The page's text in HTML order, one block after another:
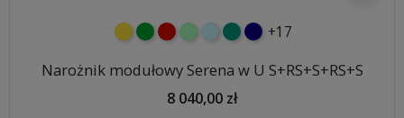
żółtyzielonyczerwony
miętowybłękitnyturkusowy
granatowy
+17
Narożnik modułowy Serena w U S+RS+S+RS+S
8 040,00 zł